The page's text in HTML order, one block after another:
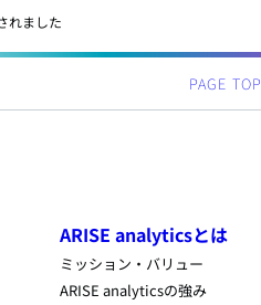
れました
PAGE TOP
ARISE analyticsとは
ミッション・バリュー
ARISE analyticsの強み